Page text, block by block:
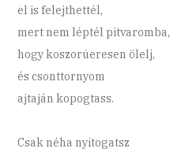
el is felejthettél,
mert nem léptél pitvaromba,
hogy koszorúeresen ölelj,
és csonttornyom
ajtaján kopogtass.
Csak néha nyitogatsz